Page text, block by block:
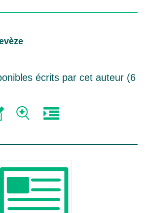
écrits par cet auteur (6